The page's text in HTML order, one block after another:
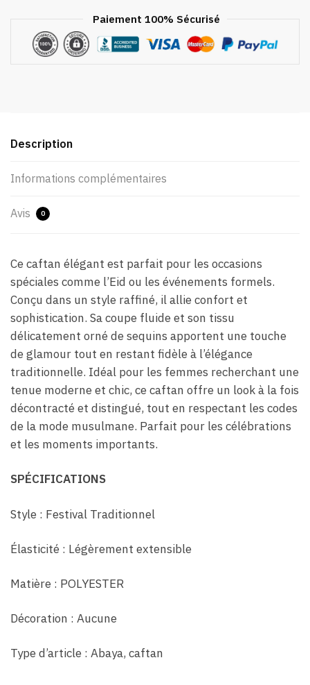
Paiement 100% Sécurisé
Description
Informations complémentaires
Avis 0
Ce caftan élégant est parfait pour les occasions
spéciales comme l’Eid ou les événements formels.
Conçu dans un style raffiné, il allie confort et
sophistication. Sa coupe fluide et son tissu
délicatement orné de sequins apportent une touche
de glamour tout en restant fidèle à l’élégance
traditionnelle. Idéal pour les femmes recherchant une
tenue moderne et chic, ce caftan offre un look à la fois
décontracté et distingué, tout en respectant les codes
de la mode musulmane. Parfait pour les célébrations
et les moments importants.
SPÉCIFICATIONS
Style : Festival Traditionnel
Élasticité : Légèrement extensible
Matière : POLYESTER
Décoration : Aucune
Type d’article : Abaya, caftan